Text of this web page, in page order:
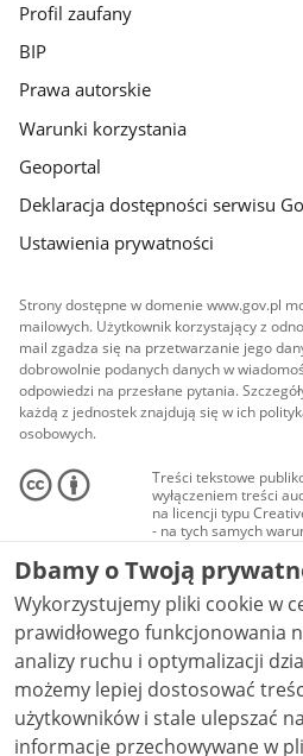
Profil zaufany
BIP
Prawa autorskie
Warunki korzystania
Geoportal
Deklaracja dostępności serwisu
Ustawienia prywatności
Strony dostępne w domenie www.gov.pl
mailowych. Użytkownik korzystający z
mail zgadza się na przetwarzanie jego
dobrowolnie podanych danych w
odpowiedzi na przesłane pytania.
każdą z jednostek znajdują się w ich
osobowych.
Treści tekstowe
wyłączeniem treści
na licencji typu
- na tych samych
Materiały
audio i wideo, są
Creative Commons:
niekomercyjne - bez
NC-ND 4.0), o ile nie
Dbamy o Twoją
Wykorzystujemy pliki cookie w
prawidłowego funkcjonowania
analizy ruchu i optymalizacji działania
możemy lepiej dostosować
użytkowników i stale ulepszać nasze
informacje przechowywane w